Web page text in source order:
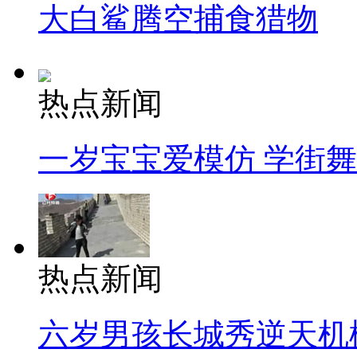
大白鲨腾空捕食猎物
热点新闻
一岁宝宝爱模仿 学街
热点新闻
六岁男孩长城秀逆天机